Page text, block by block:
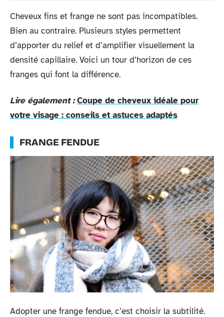
Cheveux fins et frange ne sont pas incompatibles.
Bien au contraire. Plusieurs styles permettent
d’apporter du relief et d’amplifier visuellement la
densité capillaire. Voici un tour d’horizon de ces
franges qui font la différence.
Lire également : Coupe de cheveux idéale pour
votre visage : conseils et astuces adaptés
FRANGE FENDUE
Adopter une frange fendue, c’est choisir la subtilité.